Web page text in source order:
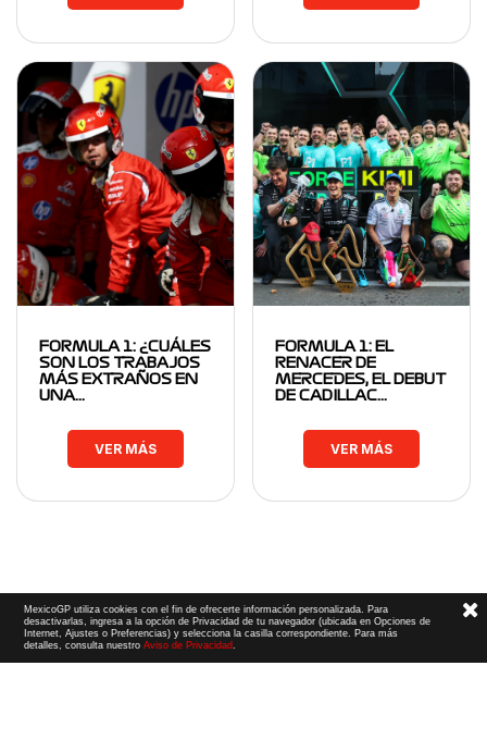
FORMULA 1: ¿CUÁLES
SON LOS TRABAJOS
MÁS EXTRAÑOS EN
UNA…
VER MÁS
FORMULA 1: EL
RENACER DE
MERCEDES, EL DEBUT
DE CADILLAC…
VER MÁS
MexicoGP utiliza cookies con el fin de ofrecerte información personalizada. Para
desactivarlas, ingresa a la opción de Privacidad de tu navegador (ubicada en Opciones de
Internet, Ajustes o Preferencias) y selecciona la casilla correspondiente. Para más
detalles, consulta nuestroAviso de Privacidad.